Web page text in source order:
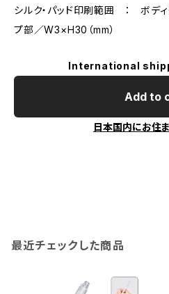
シルク・パッド印刷範囲 ： ボデ
プ部／W3×H30（mm）
International
Add to
日本国内にお住
最近チェックした商品